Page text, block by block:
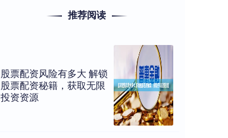
推荐阅读
股票配资风险有多大 解锁
股票配资秘籍，获取无限
投资资源